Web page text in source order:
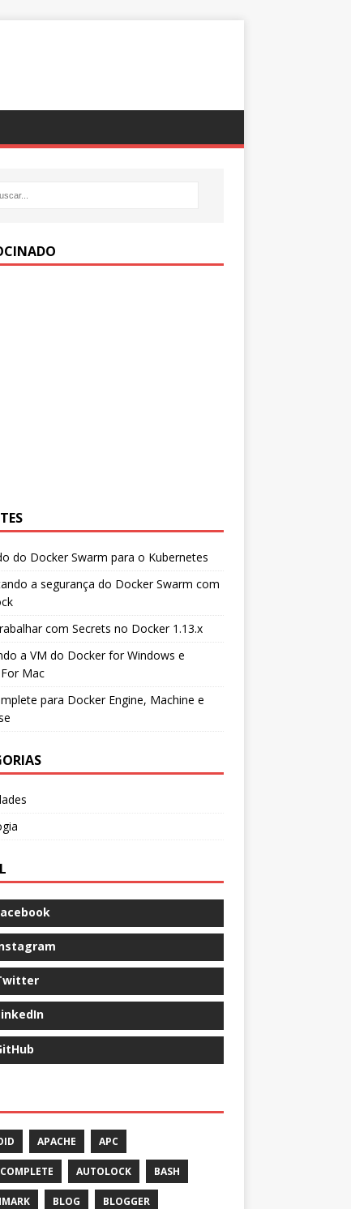
do Docker Swarm para o Kubernetes
a segurança do Docker Swarm com
com Secrets no Docker 1.13.x
a VM do Docker for Windows e
Mac
para Docker Engine, Machine e
APACHE APC
AUTOLOCK BASH
BLOG BLOGGER